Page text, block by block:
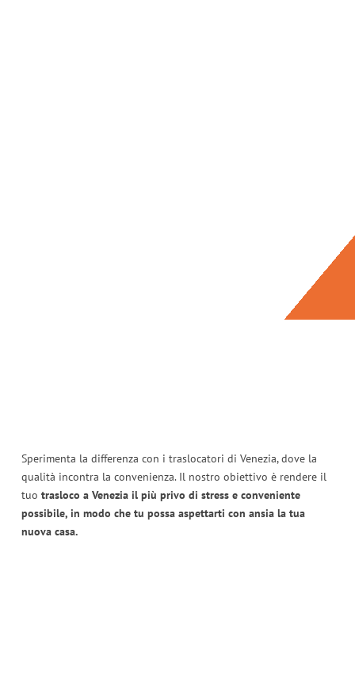
Sperimenta la differenza con i traslocatori di Venezia, dove la
qualità incontra la convenienza. Il nostro obiettivo è rendere il
tuo trasloco a Venezia il più privo di stress e conveniente
possibile, in modo che tu possa aspettarti con ansia la tua
nuova casa.